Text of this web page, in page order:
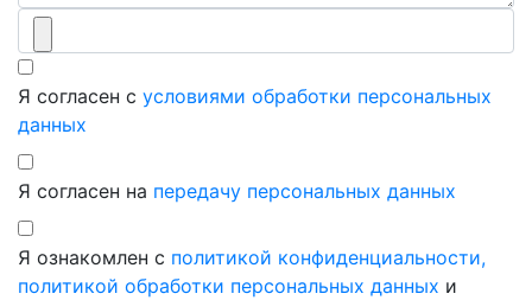
Я согласен с условиями обработки персональных
данных
Я согласен на передачу персональных данных
Я ознакомлен с политикой конфиденциальности,
политикой обработки персональных данных и